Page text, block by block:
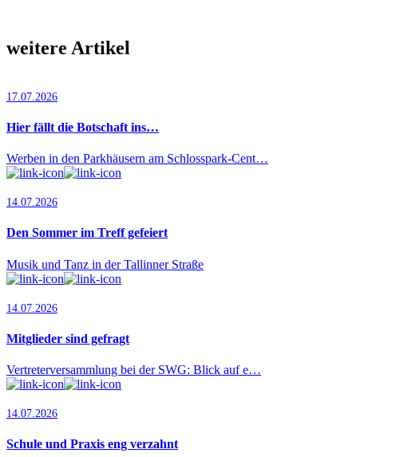
weitere Artikel
17.07.2026
Hier fällt die Botschaft ins…
Werben in den Parkhäusern am Schlosspark-Cent…
14.07.2026
Den Sommer im Treff gefeiert
Musik und Tanz in der Tallinner Straße
14.07.2026
Mitglieder sind gefragt
Vertreterversammlung bei der SWG: Blick auf e…
14.07.2026
Schule und Praxis eng verzahnt